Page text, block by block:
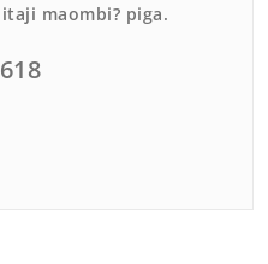
maombi? piga.